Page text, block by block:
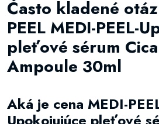
Často kladené
PEEL MEDI-PEEL-
pleťové sérum
Ampoule 30ml
Aká je cena MEDI-